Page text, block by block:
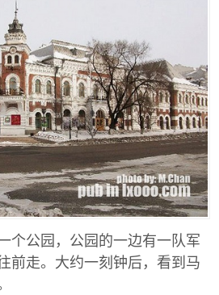
个公园，公园的一边有一队军
前走。大约一刻钟后，看到马